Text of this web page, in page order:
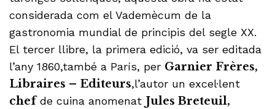
considerada com el Vademècum de la
gastronomia mundial de principis del segle XX.
El tercer llibre, la primera edició, va ser editada
l’any 1860,també a París, per Garnier Frères,
Libraires – Editeurs,l’autor un excel·lent
chefde cuina anomenat Jules Breteuil,